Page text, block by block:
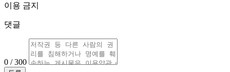
이용 금지
댓글
0 / 300